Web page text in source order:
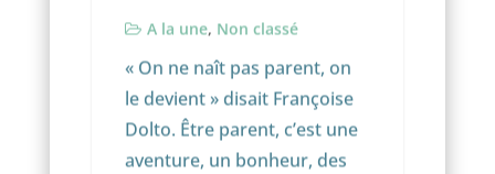
A la une, Non classé
« On ne naît pas parent, on
le devient » disait Françoise
Dolto. Être parent, c’est une
aventure, un bonheur, des